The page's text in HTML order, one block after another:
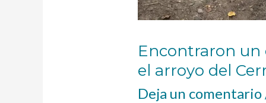
Encontraron un
el arroyo del
Deja un comentario